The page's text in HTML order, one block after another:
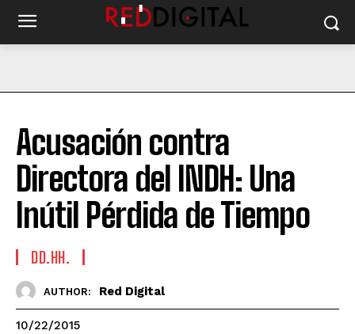
Acusación contra
Directora del INDH: Una
Inútil Pérdida de Tiempo
DD.HH.
AUTHOR: Red Digital
10/22/2015